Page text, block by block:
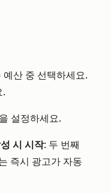
예산 중 선택하세요.
.
설정하세요.
시 시작: 두 번째
즉시 광고가 자동